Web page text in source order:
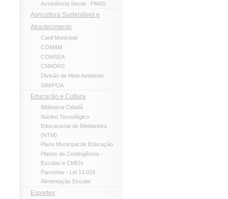
Assistência Social - PMAS
Agricultura Sustentável e
Abastecimento
Canil Municipal
COMAM
COMSEA
CMADRS
Divisão de Meio Ambiente
SIM/POA
Educação e Cultura
Biblioteca Cidadã
Núcleo Tecnológico
Educacional de Medianeira
(NTM)
Plano Municipal de Educação
Planos de Contingência -
Escolas e CMEIs
Parcerias - Lei 13.019
Alimentação Escolar
Esportes